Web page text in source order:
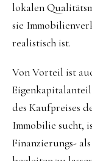
lokalen
sie
realistisch ist.
Von Vorteil ist
des Kaufpreises
Immobilie sucht,
Finanzierungs-